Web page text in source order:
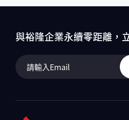
與裕隆企業永續零距離，